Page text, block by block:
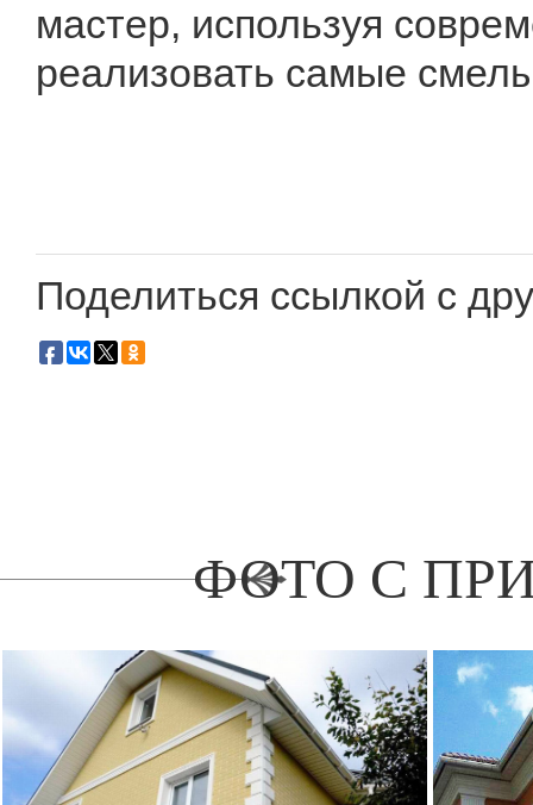
мастер, используя
реализовать самые
Поделиться ссылкой с
ФОТО С